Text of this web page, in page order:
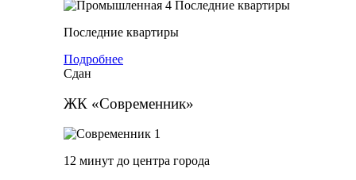
Последние квартиры
Подробнее
Сдан
ЖК «Современник»
12 минут до центра города